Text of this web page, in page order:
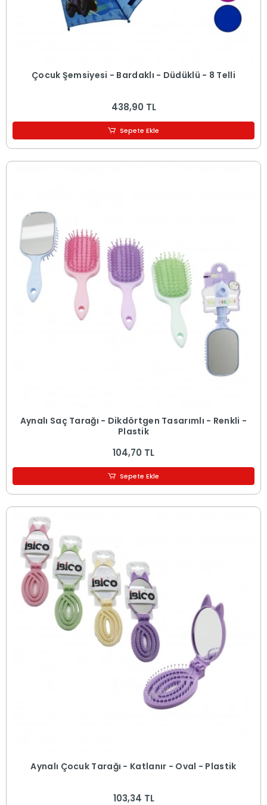
Çocuk Şemsiyesi - Bardaklı - Düdüklü - 8 Telli
438,90 TL
Sepete Ekle
Aynalı Saç Tarağı - Dikdörtgen Tasarımlı - Renkli -
Plastik
104,70 TL
Sepete Ekle
Aynalı Çocuk Tarağı - Katlanır - Oval - Plastik
103,34 TL